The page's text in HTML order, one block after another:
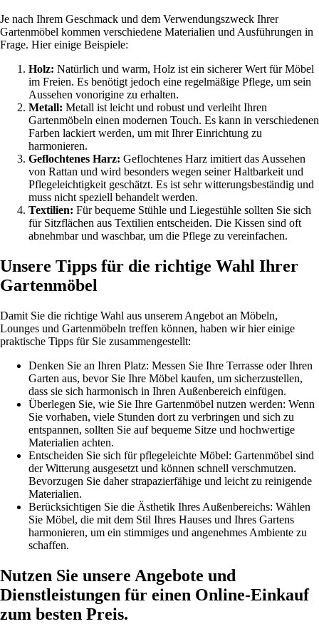
Je nach Ihrem Geschmack und dem Verwendungszweck Ihrer
Gartenmöbel kommen verschiedene Materialien und Ausführungen in
Frage. Hier einige Beispiele:
Holz: Natürlich und warm, Holz ist ein sicherer Wert für Möbel
im Freien. Es benötigt jedoch eine regelmäßige Pflege, um sein
Aussehen vonorigine zu erhalten.
Metall: Metall ist leicht und robust und verleiht Ihren
Gartenmöbeln einen modernen Touch. Es kann in verschiedenen
Farben lackiert werden, um mit Ihrer Einrichtung zu
harmonieren.
Geflochtenes Harz: Geflochtenes Harz imitiert das Aussehen
von Rattan und wird besonders wegen seiner Haltbarkeit und
Pflegeleichtigkeit geschätzt. Es ist sehr witterungsbeständig und
muss nicht speziell behandelt werden.
Textilien: Für bequeme Stühle und Liegestühle sollten Sie sich
für Sitzflächen aus Textilien entscheiden. Die Kissen sind oft
abnehmbar und waschbar, um die Pflege zu vereinfachen.
Unsere Tipps für die richtige Wahl Ihrer
Gartenmöbel
Damit Sie die richtige Wahl aus unserem Angebot an Möbeln,
Lounges und Gartenmöbeln treffen können, haben wir hier einige
praktische Tipps für Sie zusammengestellt:
Denken Sie an Ihren Platz: Messen Sie Ihre Terrasse oder Ihren
Garten aus, bevor Sie Ihre Möbel kaufen, um sicherzustellen,
dass sie sich harmonisch in Ihren Außenbereich einfügen.
Überlegen Sie, wie Sie Ihre Gartenmöbel nutzen werden: Wenn
Sie vorhaben, viele Stunden dort zu verbringen und sich zu
entspannen, sollten Sie auf bequeme Sitze und hochwertige
Materialien achten.
Entscheiden Sie sich für pflegeleichte Möbel: Gartenmöbel sind
der Witterung ausgesetzt und können schnell verschmutzen.
Bevorzugen Sie daher strapazierfähige und leicht zu reinigende
Materialien.
Berücksichtigen Sie die Ästhetik Ihres Außenbereichs: Wählen
Sie Möbel, die mit dem Stil Ihres Hauses und Ihres Gartens
harmonieren, um ein stimmiges und angenehmes Ambiente zu
schaffen.
Nutzen Sie unsere Angebote und
Dienstleistungen für einen Online-Einkauf
zum besten Preis.